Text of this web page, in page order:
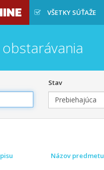
VŠETKY SÚŤAŽE
Stav
Prebiehajúca
Názov predmetu